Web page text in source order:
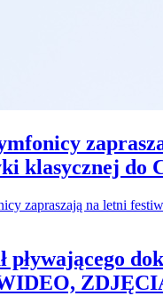
klasycznej do
pływającego